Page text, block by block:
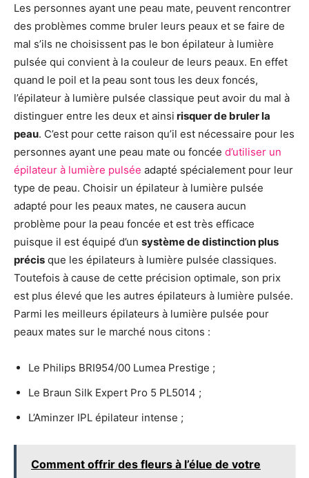
Les personnes ayant une peau mate, peuvent rencontrer
des problèmes comme bruler leurs peaux et se faire de
mal s’ils ne choisissent pas le bon épilateur à lumière
pulsée qui convient à la couleur de leurs peaux. En effet
quand le poil et la peau sont tous les deux foncés,
l’épilateur à lumière pulsée classique peut avoir du mal à
distinguer entre les deux et ainsi risquer de bruler la
peau. C’est pour cette raison qu’il est nécessaire pour les
personnes ayant une peau mate ou foncée d’utiliser un
épilateur à lumière pulsée adapté spécialement pour leur
type de peau. Choisir un épilateur à lumière pulsée
adapté pour les peaux mates, ne causera aucun
problème pour la peau foncée et est très efficace
puisque il est équipé d’un système de distinction plus
précis que les épilateurs à lumière pulsée classiques.
Toutefois à cause de cette précision optimale, son prix
est plus élevé que les autres épilateurs à lumière pulsée.
Parmi les meilleurs épilateurs à lumière pulsée pour
peaux mates sur le marché nous citons :
Le Philips BRI954/00 Lumea Prestige ;
Le Braun Silk Expert Pro 5 PL5014 ;
L’Aminzer IPL épilateur intense ;
Comment offrir des fleurs à l’élue de votre